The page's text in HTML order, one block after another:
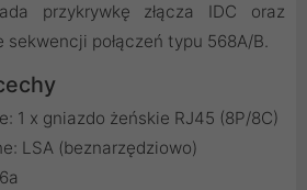
przykrywkę złącza IDC oraz
połączeń typu 568A/B.
1 x gniazdo żeńskie RJ45 (8P/8C)
LSA (beznarzędziowo)